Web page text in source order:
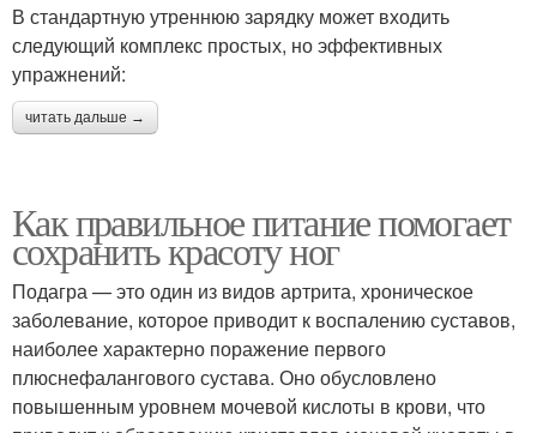
В стандартную утреннюю зарядку может входить
следующий комплекс простых, но эффективных
упражнений:
читать дальше →
Как правильное питание помогает
сохранить красоту ног
Подагра — это один из видов артрита, хроническое
заболевание, которое приводит к воспалению суставов,
наиболее характерно поражение первого
плюснефалангового сустава. Оно обусловлено
повышенным уровнем мочевой кислоты в крови, что